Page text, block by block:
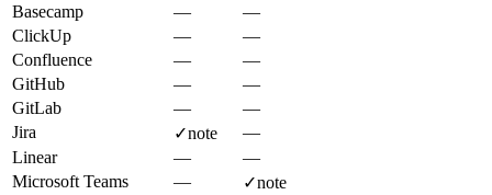
Basecamp
—
—
ClickUp
—
—
Confluence
—
—
GitHub
—
—
GitLab
—
—
Jira
✓note
—
Linear
—
—
Microsoft Teams
— ✓note